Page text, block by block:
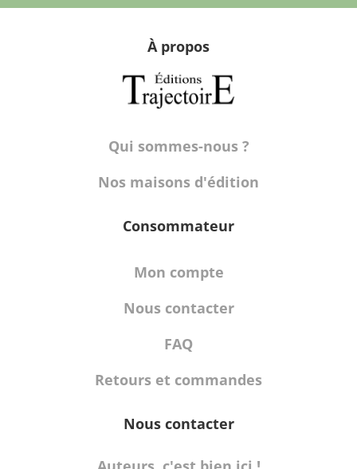
À propos
Qui sommes-nous ?
Nos maisons d'édition
Consommateur
Mon compte
Nous contacter
FAQ
Retours et commandes
Nous contacter